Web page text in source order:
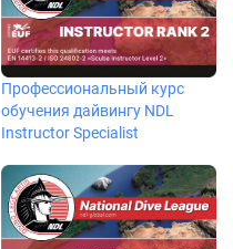
Профессиональный курс
обучения дайвингу NDL
Instructor Specialist